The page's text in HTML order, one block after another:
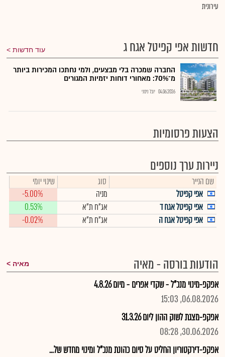
עירונית
חדשות אפי קפיטל אגח ג עוד חדשות
החברה שמכרה בלי מבצעים, ולמי נחתכו המכירות ביותר
מ־70%: מאחורי דוחות יזמיות המגורים
04.06.2026 יובל ניסני
הצעות פרסומיות
ניירות ערך נוספים
שם הנייר סוג
שינוי יומי
אפי קפיטל
מניה
-5.00%
אפי קפיטל אגח ד
אג"ח ת"א
0.53%
אפי קפיטל אגח ה
אג"ח ת"א -0.02%
הודעות בורסה - מאיה מאיה
אפקפ-מינוי מנכ"ל - שקדי אפרים - מיום 4.8.26
06.08.2026, 15:03
אפקפ-מצגת לשוק ההון ליום 31.3.26
30.06.2026, 08:28
אפקפ-דירקטוריון החליט על סיום כהונת מנכ"ל ומינוי מחדש של...